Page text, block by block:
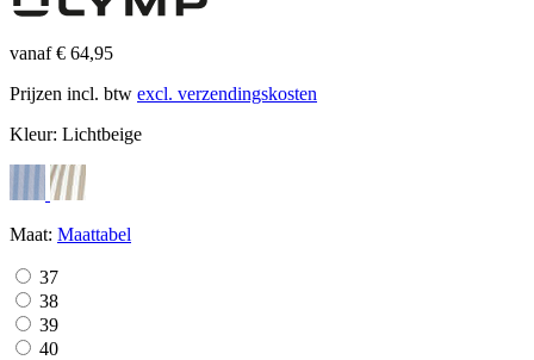
vanaf € 64,95
Prijzen incl. btw excl. verzendingskosten
Kleur: Lichtbeige
Maat: Maattabel
37
38
39
40